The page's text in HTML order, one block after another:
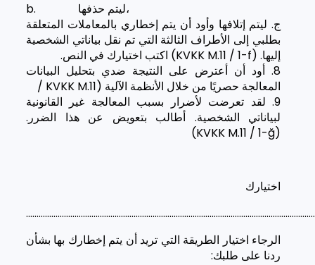
b. ليتم حذفها،
ج. ليتم إتلافها وأود أن يتم إخطاري بالمعاملات المتعلقة
بطلبي إلى الأطراف الثالثة التي تم نقل بياناتي الشخصية
إليها. (KVKK M.11 / 1-f) اكتب اختيارك في النص.
8. أود أن أعترض على النتيجة ضدي بتحليل البيانات
المعالجة حصريًا من خلال الأنظمة الآلية (KVKK M.11 /
9. لقد تعرضت لأضرار بسبب المعالجة غير القانونية
لبياناتي الشخصية. أطالب بتعويض عن هذا الضرر.
(KVKK M.11 / 1-ğ)
اختيارك
الرجاء اختيار الطريقة التي تريد أن يتم إخطارك بها بشأن
ردنا على طلبك: